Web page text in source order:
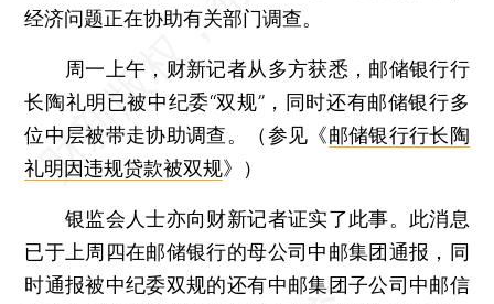
经济问题正在协助有关部门调查。
周一上午，财新记者从多方获悉，邮储银行行
长陶礼明已被中纪委“双规”，同时还有邮储银行多
位中层被带走协助调查。（参见《邮储银行行长陶
礼明因违规贷款被双规》）
银监会人士亦向财新记者证实了此事。此消息
已于上周四在邮储银行的母公司中邮集团通报，同
时通报被中纪委双规的还有中邮集团子公司中邮信